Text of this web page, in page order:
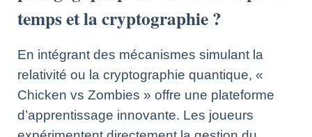
temps et la cryptographie ?
En intégrant des mécanismes simulant la
relativité ou la cryptographie quantique, «
Chicken vs Zombies » offre une plateforme
d’apprentissage innovante. Les joueurs